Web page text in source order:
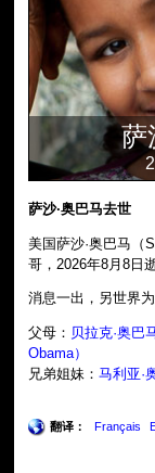
萨
萨沙·奥巴马去世
美国萨沙·奥巴马（
哥，2026年8月8日
消息一出，另世界
父母： 贝拉克·奥巴
Obama）
兄弟姐妹：马利亚·
翻译： Français